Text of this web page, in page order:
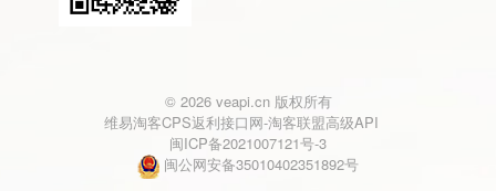
© 2026 veapi.cn 版权所有
维易淘客CPS返利接口网-淘客联盟高级API
闽ICP备2021007121号-3
闽公网安备35010402351892号